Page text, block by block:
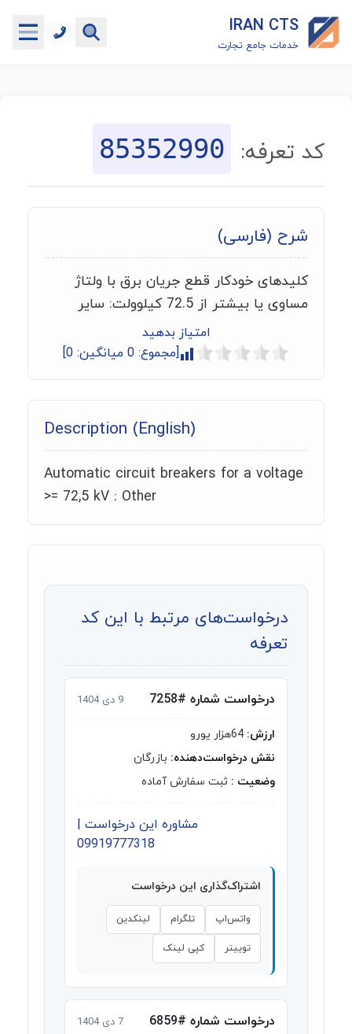
IRAN CTS
خدمات جامع تجارت
جستجوگر تعرفه گمرکی
ماشین حساب گمرکی
خدمات رایگان دیگر
کد تعرفه: 85352990
شرح (فارسی)
کلیدهای خودکار قطع جریان برق با ولتاژ
مساوی یا بیشتر از 72.5 کیلوولت: سایر
امتیاز بدهید
[مجموع: 0 میانگین: 0
]
Description (English)
Automatic circuit breakers for a voltage
>= 72,5 kV : Other
درخواست‌های مرتبط با این کد
تعرفه
درخواست شماره #7258 9 دی 1404
ارزش:
نقش درخواست‌دهنده: بازرگان
وضعیت : ثبت سفارش آماده
مشاوره این درخواست |
09919777318
اشتراک‌گذاری این درخواست
واتس‌اپ تلگرام لینکدین
توییتر کپی لینک
درخواست شماره #6859 7 دی 1404